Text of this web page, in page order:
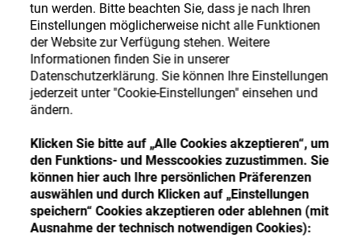
tun werden. Bitte beachten Sie, dass je nach Ihren
Einstellungen möglicherweise nicht alle Funktionen
der Website zur Verfügung stehen. Weitere
Informationen finden Sie in unserer
Datenschutzerklärung. Sie können Ihre Einstellungen
jederzeit unter "Cookie-Einstellungen" einsehen und
ändern.
Klicken Sie bitte auf „Alle Cookies akzeptieren“, um
den Funktions- und Messcookies zuzustimmen. Sie
können hier auch Ihre persönlichen Präferenzen
auswählen und durch Klicken auf „Einstellungen
speichern“ Cookies akzeptieren oder ablehnen (mit
Ausnahme der technisch notwendigen Cookies):
Über uns
Karriere
Ressourcen
Kontakt
Store
consumables
Register Sign-In